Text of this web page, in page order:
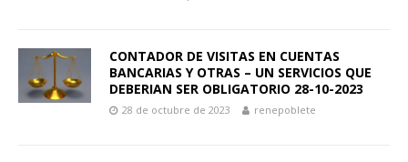
CONTADOR DE VISITAS EN CUENTAS
BANCARIAS Y OTRAS – UN SERVICIOS QUE
DEBERIAN SER OBLIGATORIO 28-10-2023
28 de octubre de 2023 renepoblete